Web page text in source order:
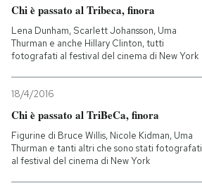
PODCAST
NEWSLETTER
I MIEI PREFERITI
Chi è passato al Tribeca, finora
Lena Dunham, Scarlett Johansson, Uma
Thurman e anche Hillary Clinton, tutti
fotografati al festival del cinema di New York
18/4/2016
Chi è passato al TriBeCa, finora
Figurine di Bruce Willis, Nicole Kidman, Uma
Thurman e tanti altri che sono stati fotografati
al festival del cinema di New York